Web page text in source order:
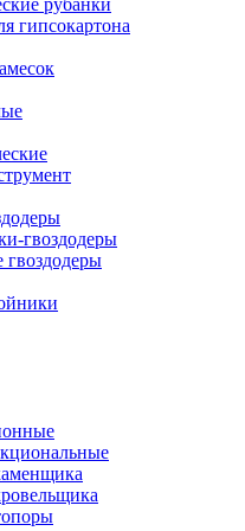
рубанки
гипсокартона
гвоздодеры
гвоздодеры